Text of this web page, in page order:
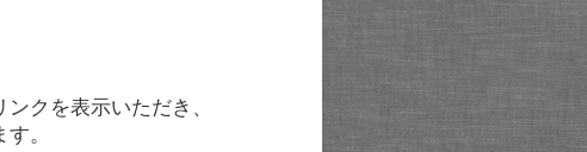
クを表示いただき、
。